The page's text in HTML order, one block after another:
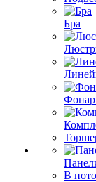
Бра
В